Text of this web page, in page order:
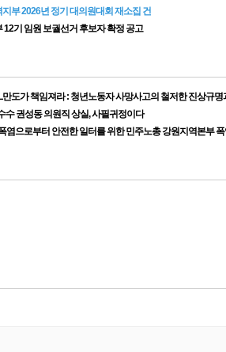
부 2026년 정기 대의원대회 재소집 건
기 임원 보궐선거 후보자 확정 공고
만도가 책임져라 : 청년노동자 사망사고의 철저한 진상규
수 권성동 의원직 상실, 사필귀정이다
염으로부터 안전한 일터를 위한 민주노총 강원지역본부